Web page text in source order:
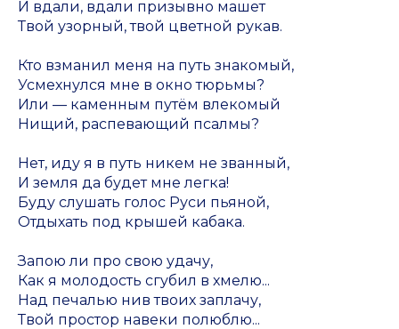
И вдали, вдали призывно машет
Твой узорный, твой цветной рукав.
Кто взманил меня на путь знакомый,
Усмехнулся мне в окно тюрьмы?
Или — каменным путём влекомый
Нищий, распевающий псалмы?
Нет, иду я в путь никем не званный,
И земля да будет мне легка!
Буду слушать голос Руси пьяной,
Отдыхать под крышей кабака.
Запою ли про свою удачу,
Как я молодость сгубил в хмелю...
Над печалью нив твоих заплачу,
Твой простор навеки полюблю...